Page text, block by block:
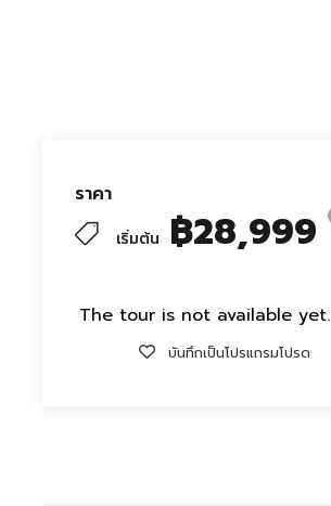
ราคา
เริ่มต้น ฿28,999
The tour is not available yet.
บันทึกเป็นโปรแกรมโปรด